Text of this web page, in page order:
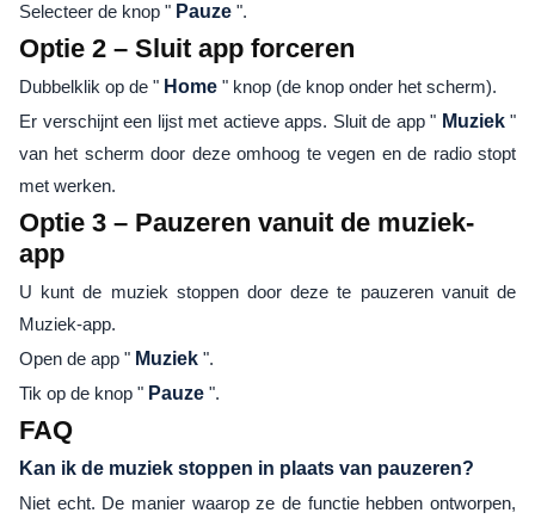
Selecteer de knop " Pauze ".
Optie 2 – Sluit app forceren
Dubbelklik op de " Home " knop (de knop onder het scherm).
Er verschijnt een lijst met actieve apps. Sluit de app " Muziek"
van het scherm door deze omhoog te vegen en de radio stopt
met werken.
Optie 3 – Pauzeren vanuit de muziek-
app
U kunt de muziek stoppen door deze te pauzeren vanuit de
Muziek-app.
Open de app " Muziek ".
Tik op de knop " Pauze ".
FAQ
Kan ik de muziek stoppen in plaats van pauzeren?
Niet echt. De manier waarop ze de functie hebben ontworpen,